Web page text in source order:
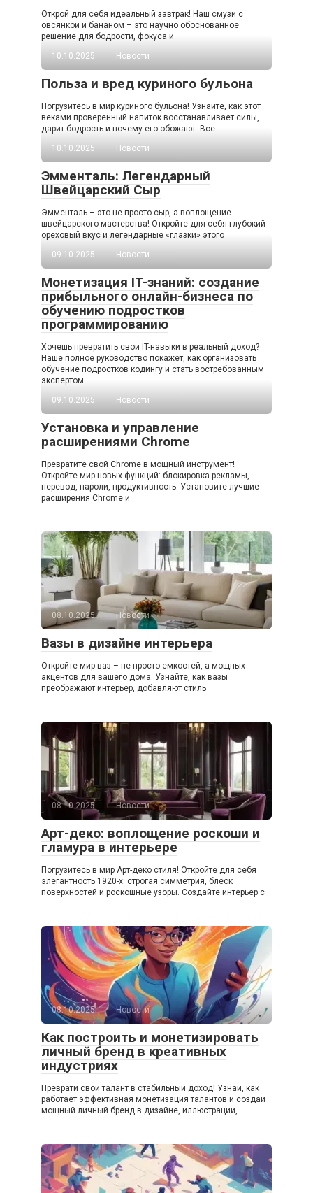
Открой для себя идеальный завтрак! Наш смузи с
овсянкой и бананом – это научно обоснованное
решение для бодрости, фокуса и
10.10.2025
Новости
Польза и вред куриного бульона
Погрузитесь в мир куриного бульона! Узнайте, как этот
веками проверенный напиток восстанавливает силы,
дарит бодрость и почему его обожают. Все
10.10.2025
Новости
Эмменталь: Легендарный
Швейцарский Сыр
Эмменталь – это не просто сыр, а воплощение
швейцарского мастерства! Откройте для себя глубокий
ореховый вкус и легендарные «глазки» этого
09.10.2025
Новости
Монетизация IT-знаний: создание
прибыльного онлайн-бизнеса по
обучению подростков
программированию
Хочешь превратить свои IT-навыки в реальный доход?
Наше полное руководство покажет, как организовать
обучение подростков кодингу и стать востребованным
экспертом
09.10.2025
Новости
Установка и управление
расширениями Chrome
Превратите свой Chrome в мощный инструмент!
Откройте мир новых функций: блокировка рекламы,
перевод, пароли, продуктивность. Установите лучшие
расширения Chrome и
08.10.2025 Новости
Вазы в дизайне интерьера
Откройте мир ваз – не просто емкостей, а мощных
акцентов для вашего дома. Узнайте, как вазы
преображают интерьер, добавляют стиль
08.10.2025 Новости
Арт-деко: воплощение роскоши и
гламура в интерьере
Погрузитесь в мир Арт-деко стиля! Откройте для себя
элегантность 1920-х: строгая симметрия, блеск
поверхностей и роскошные узоры. Создайте интерьер с
08.10.2025 Новости
Как построить и монетизировать
личный бренд в креативных
индустриях
Преврати свой талант в стабильный доход! Узнай, как
работает эффективная монетизация талантов и создай
мощный личный бренд в дизайне, иллюстрации,